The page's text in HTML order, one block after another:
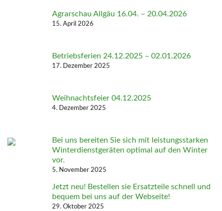
Agrarschau Allgäu 16.04. – 20.04.2026
15. April 2026
Betriebsferien 24.12.2025 – 02.01.2026
17. Dezember 2025
Weihnachtsfeier 04.12.2025
4. Dezember 2025
Bei uns bereiten Sie sich mit leistungsstarken
Winterdienstgeräten optimal auf den Winter
vor.
5. November 2025
Jetzt neu! Bestellen sie Ersatzteile schnell und
bequem bei uns auf der Webseite!
29. Oktober 2025